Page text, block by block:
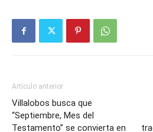
Artículo anterior
Villalobos busca que
“Septiembre, Mes del
Testamento” se convierta en